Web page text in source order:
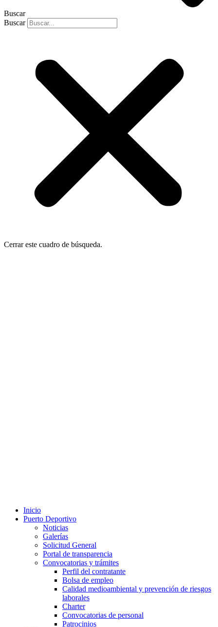
Buscar
Buscar
Cerrar este cuadro de búsqueda.
Inicio
Puerto Deportivo
Noticias
Galerías
Solicitud General
Portal de transparencia
Convocatorias y trámites
Perfil del contratante
Bolsa de empleo
Calidad medioambiental y prevención de riesgos
laborales
Charter
Convocatorias de personal
Patrocinios